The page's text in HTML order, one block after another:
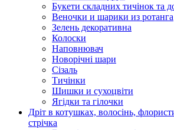
Букети складних тичінок та
Веночки и шарики из ротанга
Зелень декоративна
Колоски
Наповнювач
Новорічні шари
Сізаль
Тичінки
Шишки и сухоцвіти
Ягідки та гілочки
Дріт в котушках, волосінь,
стрічка